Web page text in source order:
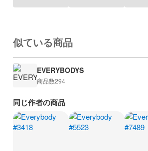
似ている商品
EVERYBODYS
商品数294
同じ作者の商品